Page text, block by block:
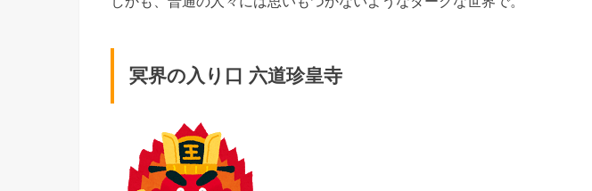
冥界の入り口 六道珍皇寺